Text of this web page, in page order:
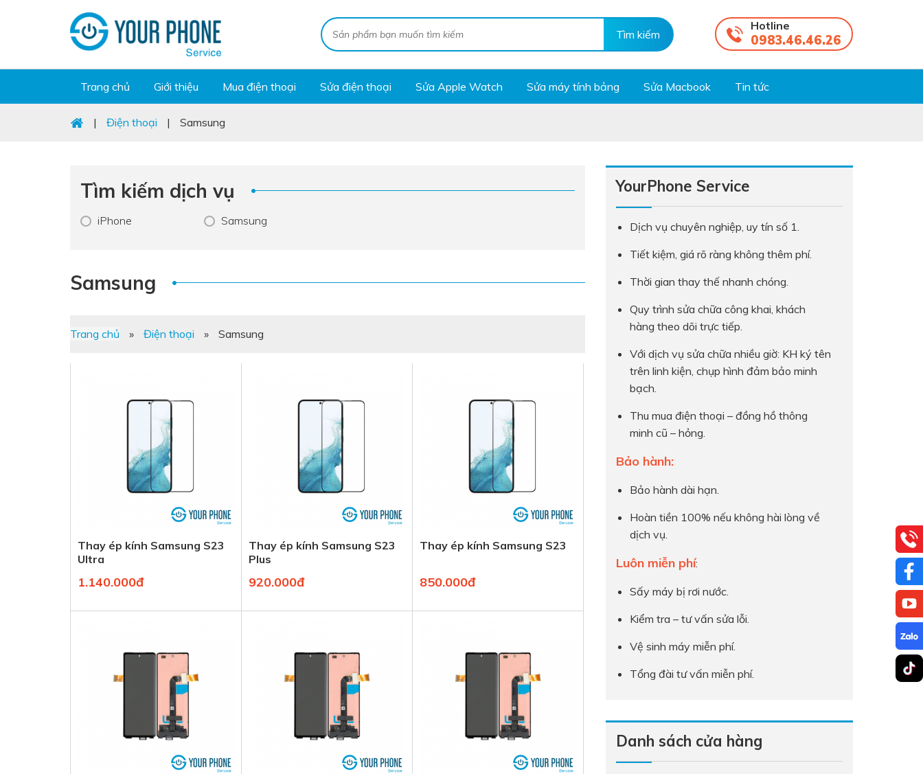
Hotline
0983.46.46.26
Trang chủ Giới thiệu Mua điện thoại Sửa điện thoại Sửa Apple Watch Sửa máy tính bảng Sửa Macbook Tin tức
| Điện thoại | Samsung
Tìm kiếm dịch vụ
iPhone Samsung
Samsung
Trang chủ » Điện thoại » Samsung
Thay ép kính Samsung S23
Ultra
1.140.000đ
Thay ép kính Samsung S23
Plus
920.000đ
Thay ép kính Samsung S23
850.000đ
YourPhone Service
Dịch vụ chuyên nghiệp, uy tín số 1.
Tiết kiệm, giá rõ ràng không thêm phí.
Thời gian thay thế nhanh chóng.
Quy trình sửa chữa công khai, khách
hàng theo dõi trực tiếp.
Với dịch vụ sửa chữa nhiều giờ: KH ký tên
trên linh kiện, chụp hình đảm bảo minh
bạch.
Thu mua điện thoại – đồng hồ thông
minh cũ – hỏng.
Bảo hành:
Bảo hành dài hạn.
Hoàn tiền 100% nếu không hài lòng về
dịch vụ.
Luôn miễn phí:
Sấy máy bị rơi nước.
Kiểm tra – tư vấn sửa lỗi.
Vệ sinh máy miễn phí.
Tổng đài tư vấn miễn phí.
Danh sách cửa hàng